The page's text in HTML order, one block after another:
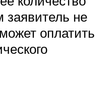
заявитель не
оплатить